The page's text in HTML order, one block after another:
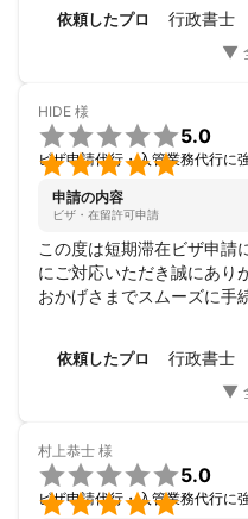
依頼したプロ 行政書士
HIDE 様


5.0
ビザ申請代行・入管業務代行に
申請の内容
ビザ・在留許可申請
この度は短期滞在ビザ申請
にご対応いただき誠にあり
おかげさまでスムーズに手
依頼したプロ 行政書士
村上恭士 様


5.0
ビザ申請代行・入管業務代行に